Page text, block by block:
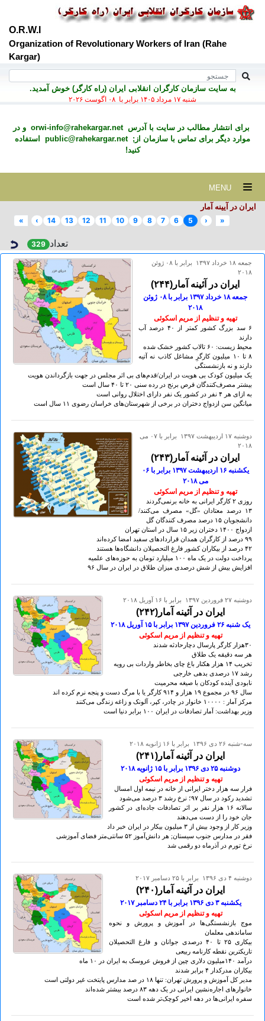
O.R.W.I
Organization of Revolutionary Workers of Iran (Rahe
Kargar)
به سايت سازمان کارگران انقلابی ايران (راه کارگر) خوش آمديد.
شنبه ۱۷ مرداد ۱۴۰۵ برابر با ۰۸ اگوست ۲۰۲۶
برای انتشار مطالب در سايت با آدرسorwi-info@rahekargar.net و در
موارد ديگر برای تماس با سازمان از;public@rahekargar.net
استفاده
کنید!
ایران در آیینه آمار
«
‹
5
6
7
8
9
10
11
12
13
14
›
»
تعداد 329
جمعه ۱۸ خرداد ۱۳۹۷ برابر با ۰۸ ژوئن
۲۰۱۸
ایران در آئینه آمار(۲۴۴)
جمعه ۱۸ خرداد ۱۳۹۷ برابر با ٠۸ ژوئن
۲٠۱۸
تهيه و تنظيم از مريم اسکوئی
۶ سد بزرگ کشور کمتر از ۴٠ درصد آب
دارند
محیط زیست: ۶٠ تالاب‌ کشور خشک شده
۸ تا ۱٠ میلیون کارگرِ مشاغل کاذب نه آتیه
دارند و نه بازنشستگی
یک میلیون کودک بی هویت در ایران/قدم‌های بی اثر مجلس در جهت بازگرداندن هویت
بیشتر مصرف‌کنندگان قرص برنج در رده سنی ۲٠ تا ۴٠ سال است
به ازای هر ۴ نفر در کشور یک نفر دارای اختلال روانی است
میانگین سن ازدواج دختران در برخی از شهرستان‌های خراسان رضوی ۱۱ سال است
دوشنبه ۱۷ ارديبهشت ۱۳۹۷ برابر با ۰۷ می
۲۰۱۸
ایران در آئینه آمار(۲۴۳)
يكشنبه ۱۶ ارديبهشت ۱۳۹۷ برابر با ٠۶
می ۲٠۱۸
تهيه و تنظيم از مريم اسکوئی
روزی ۲ کارگر ایرانی به خانه برنمی‌گردند
۱۳ درصد معتادان «گل» مصرف‌ می‌کنند/
دانشجویان ۱۵ درصد مصرف کنندگان گل
ازدواج ۱۴٠٠ دختران زیر ۱۵ سال در استان تهران
۹۹ درصد از کارگران همدان قراردادهای سفید امضا کرده‌اند
۴۲ درصد از بیکاران کشور فارغ التحصیلان دانشگاه‌ها هستند
پرداخت دولت در یک ماه ۱٠٠ میلیارد تومان به حوزه‌های علمیه
افزایش بیش از شش درصدی میزان طلاق در ایران در سال ۹۶
دوشنبه ۲۷ فروردين ۱۳۹۷ برابر با ۱۶ آوريل ۲۰۱۸
ایران در آئینه آمار(۲۴۲)
یک شنبه ۲۶ فروردين ۱۳۹۷ برابر با ۱۵ آوريل ۲٠۱۸
تهيه و تنظيم از مريم اسکوئی
۳٠هزار کارگر پارسال دچارحادثه شدند
هر سه دقیقه یک طلاق
تخریب ۱۴ هزار هکتار باغ چای بخاطر واردات بی رویه
رشد ۱۷ درصدی بدهی خارجی
نابودی آینده کودکان با صیغه محرمیت
سال ۹۶ در مجموع ۱۹ هزار و ۹۱۴ کارگر یا با مرگ دست و پنجه نرم کرده اند
مرکز آمار : ۱٠٠٠٠ خانوار در چادر، کپر، آلونک و زاغه زندگی می‌کنند
وزیر بهداشت: آمار تصادفات در ایران ۱٠٠ برابر دنیا است
سه-شنبه ۲۶ دی ۱۳۹۶ برابر با ۱۶ ژانويه ۲۰۱۸
ایران در آئینه آمار(۲۴۱)
دوشنبه ۲۵ دی ۱۳۹۶ برابر با ۱۵ ژانويه ۲٠۱۸
تهيه و تنظيم از مريم اسکوئی
فرار سه هزار دختر ایرانی از خانه در نیمه اول امسال
تشدید رکود در سال ۹۷؛ نرخ رشد ۳ درصد می‌شود
سالانه ۱۶ هزار نفر بر اثر تصادفات جاده‌ای در کشور
جان خود را از دست می‌دهند
وزیر کار از وجود بیش از ۳ میلیون بیکار در ایران خبر داد
فقر در مدارس جنوب سیستان; هر دانش‌آموز ۵۲ سانتی‌متر فضای آموزشی
نرخ تورم در آذرماه دو رقمی شد
دوشنبه ۴ دی ۱۳۹۶ برابر با ۲۵ دسامبر ۲۰۱۷
ایران در آئینه آمار(۲۴٠)
یكشنبه ۳ دی ۱۳۹۶ برابر با ۲۴ دسامبر ۲٠۱۷
تهيه و تنظيم از مريم اسکوئی
موج بازنشستگی‌ها در آموزش و پرورش و نحوه
ساماندهی معلمان
بیکاری ۲۵ تا ۴٠ درصدی جوانان و فارغ التحصیلان
تاریک‎ترین نقطه کارنامه ربیعی
درآمد ۱۴٠میلیون دلاری چین از فروش عروسک به ایران در ۱٠ ماه
بیکاران مدرک‎دار ۴ برابر شدند
مدیر کل آموزش و پرورش تهران: تنها ۱۸ در صد مدارس پایتخت غیر دولتی است
خانوارهای اجاره‌نشین ایرانی در یک دهه ۸۳ درصد بیشتر شده‌اند
سفره ایرانی‌ها در دهه اخیر کوچک‌تر شده است